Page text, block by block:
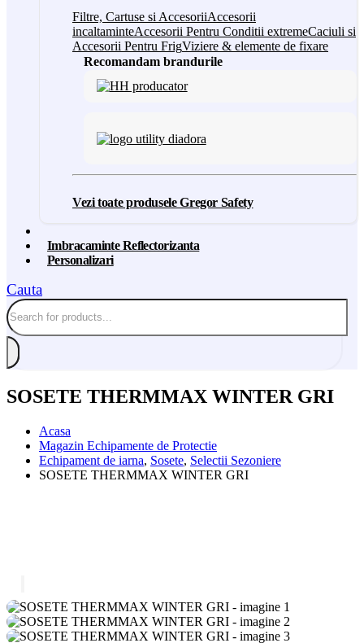
Filtre, Cartuse si AccesoriiAccesorii
incaltaminteAccesorii Pentru Conditii extremeCaciuli si
Accesorii Pentru FrigViziere & elemente de fixare
Recomandam brandurile
Vezi toate produsele Gregor Safety
Imbracaminte Reflectorizanta
Personalizari
Cauta
SOSETE THERMMAX WINTER GRI
Acasa
Magazin Echipamente de Protectie
Echipament de iarna, Sosete, Selectii Sezoniere
SOSETE THERMMAX WINTER GRI